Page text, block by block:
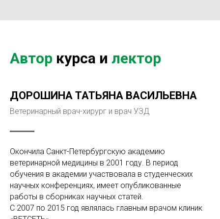
Автор курса и лектор
ДОРОШИНА ТАТЬЯНА ВАСИЛЬЕВНА
Ветеринарный врач-хирург и врач УЗД
Окончила Санкт-Петербургскую академию
ветеринарной медицины в 2001 году. В период
обучения в академии участвовала в студенческих
научных конференциях, имеет опубликованные
работы в сборниках научных статей.
С 2007 по 2015 год являлась главным врачом клиник